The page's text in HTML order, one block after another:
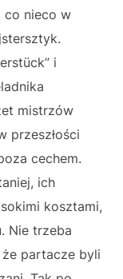
co nieco w
i
mistrzów
przeszłości
cechem.
ich
kosztami,
Nie trzeba
partacze byli